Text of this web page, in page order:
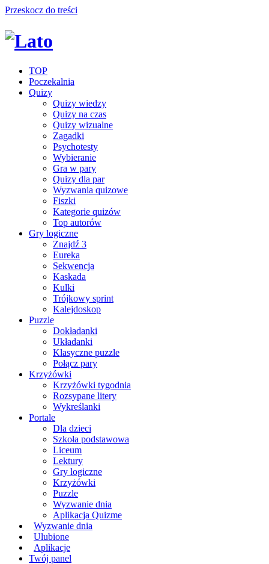
Przeskocz do treści
TOP
Poczekalnia
Quizy
Quizy wiedzy
Quizy na czas
Quizy wizualne
Zagadki
Psychotesty
Wybieranie
Gra w pary
Quizy dla par
Wyzwania quizowe
Fiszki
Kategorie quizów
Top autorów
Gry logiczne
Znajdź 3
Eureka
Sekwencja
Kaskada
Kulki
Trójkowy sprint
Kalejdoskop
Puzzle
Dokładanki
Układanki
Klasyczne puzzle
Połącz pary
Krzyżówki
Krzyżówki tygodnia
Rozsypane litery
Wykreślanki
Portale
Dla dzieci
Szkoła podstawowa
Liceum
Lektury
Gry logiczne
Krzyżówki
Puzzle
Wyzwanie dnia
Aplikacja Quizme
Wyzwanie dnia
Ulubione
Aplikacje
Twój panel